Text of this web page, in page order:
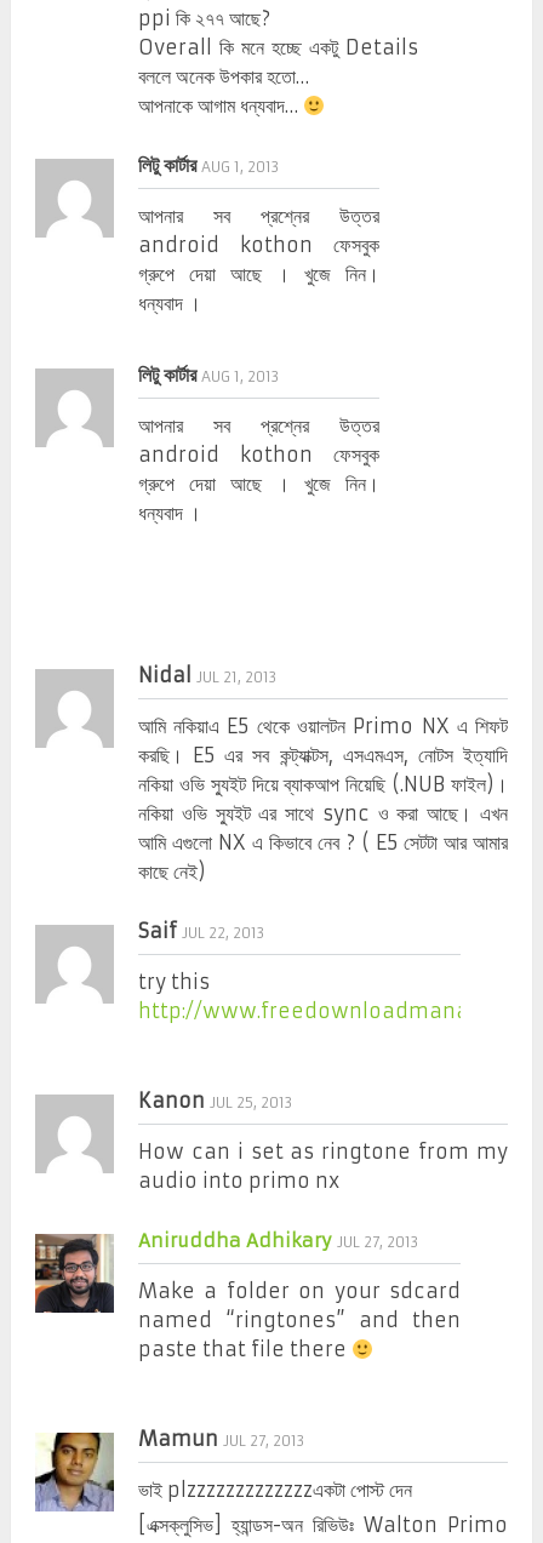
ppi কি ২৭৭ আছে?
Overall কি মনে হচ্ছে একটু Details
বললে অনেক উপকার হতো…
আপনাকে আগাম ধন্যবাদ…
লিটু কার্টার AUG 1, 2013
আপনার সব প্রশ্নের উত্তর
android kothon ফেসবুক
গ্রুপে দেয়া আছে । খুজে নিন।
ধন্যবাদ ।
লিটু কার্টার AUG 1, 2013
আপনার সব প্রশ্নের উত্তর
android kothon ফেসবুক
গ্রুপে দেয়া আছে । খুজে নিন।
ধন্যবাদ ।
Nidal JUL 21, 2013
আমি নকিয়াএ E5 থেকে ওয়ালটন Primo NX এ শিফট
করছি। E5 এর সব কন্ট্যাক্টস, এসএমএস, নোটস ইত্যাদি
নকিয়া ওভি স্যুইট দিয়ে ব্যাকআপ নিয়েছি (.NUB ফাইল)।
নকিয়া ওভি স্যুইট এর সাথে sync ও করা আছে। এখন
আমি এগুলো NX এ কিভাবে নেব ? ( E5 সেটটা আর আমার
কাছে নেই)
Saif JUL 22, 2013
try this
http://
Kanon JUL 25, 2013
How can i set as ringtone from my
audio into primo nx
Aniruddha Adhikary JUL 27, 2013
Make a folder on your sdcard
named “ringtones” and then
paste that file there
Mamun JUL 27, 2013
ভাই plzzzzzzzzzzzzzএকটা পোস্ট দেন
[এক্সক্লুসিভ] হ্যান্ডস-অন রিভিউঃ Walton Primo